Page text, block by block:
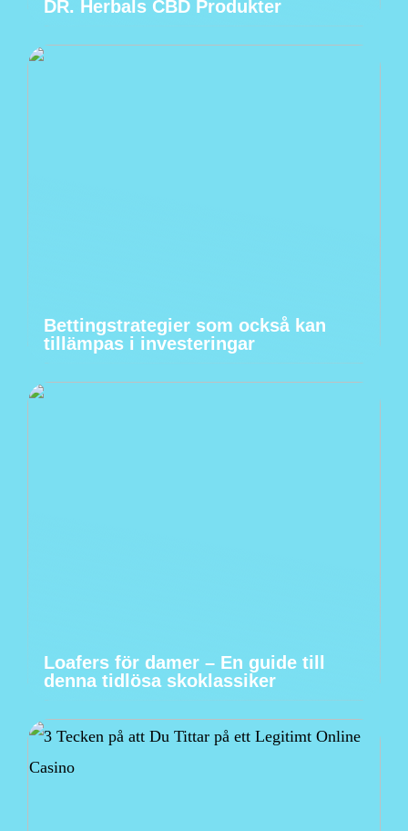
DR. Herbals CBD Produkter
Bettingstrategier som också kan
tillämpas i investeringar
Loafers för damer – En guide till
denna tidlösa skoklassiker